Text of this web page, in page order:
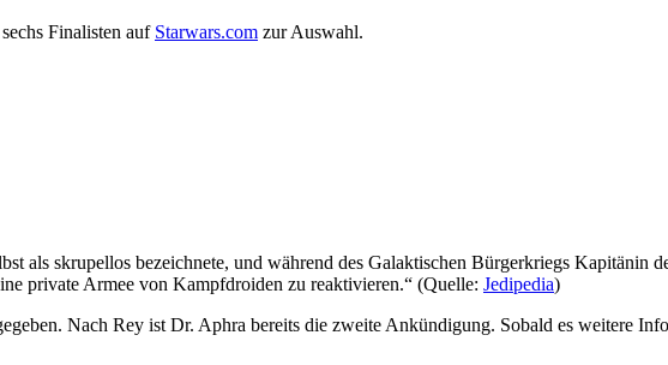
Finalisten auf Starwars.com zur Auswahl.
als skrupellos bezeichnete, und während des Galaktischen Bürgerkriegs Kapitänin
private Armee von Kampfdroiden zu reaktivieren.“ (Quelle: Jedipedia)
Nach Rey ist Dr. Aphra bereits die zweite Ankündigung. Sobald es weitere